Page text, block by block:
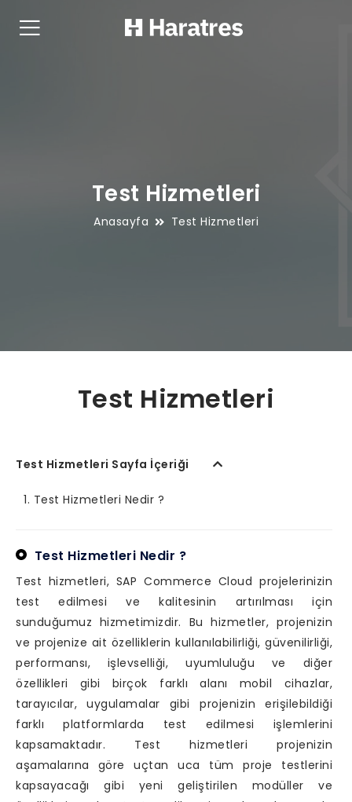
Test Hizmetleri
Anasayfa Test Hizmetleri
Test Hizmetleri
Test Hizmetleri Sayfa İçeriği
Test Hizmetleri Nedir ?
Test Hizmetleri Nedir ?
Test hizmetleri, SAP Commerce Cloud projelerinizin
test edilmesi ve kalitesinin artırılması için
sunduğumuz hizmetimizdir. Bu hizmetler, projenizin
ve projenize ait özelliklerin kullanılabilirliği, güvenilirliği,
performansı, işlevselliği, uyumluluğu ve diğer
özellikleri gibi birçok farklı alanı mobil cihazlar,
tarayıcılar, uygulamalar gibi projenizin erişilebildiği
farklı platformlarda test edilmesi işlemlerini
kapsamaktadır. Test hizmetleri projenizin
aşamalarına göre uçtan uca tüm proje testlerini
kapsayacağı gibi yeni geliştirilen modüller ve